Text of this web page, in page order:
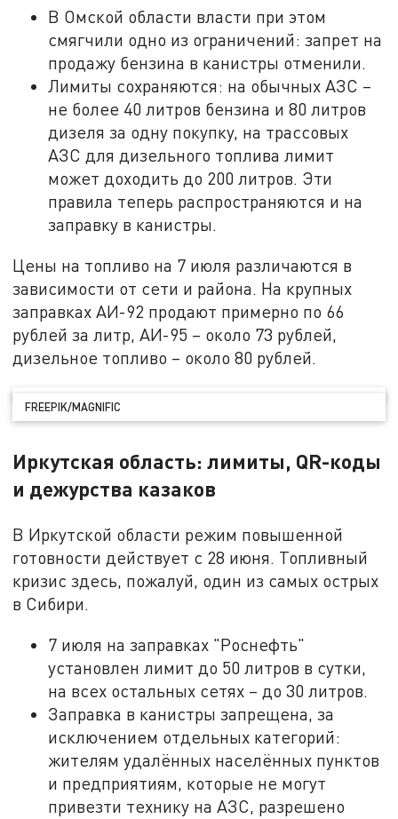
В Омской области власти при этом
смягчили одно из ограничений: запрет на
продажу бензина в канистры отменили.
Лимиты сохраняются: на обычных АЗС –
не более 40 литров бензина и 80 литров
дизеля за одну покупку, на трассовых
АЗС для дизельного топлива лимит
может доходить до 200 литров. Эти
правила теперь распространяются и на
заправку в канистры.
Цены на топливо на 7 июля различаются в
зависимости от сети и района. На крупных
заправках АИ-92 продают примерно по 66
рублей за литр, АИ-95 – около 73 рублей,
дизельное топливо – около 80 рублей.
FREEPIK/MAGNIFIC
Иркутская область: лимиты, QR-коды
и дежурства казаков
В Иркутской области режим повышенной
готовности действует с 28 июня. Топливный
кризис здесь, пожалуй, один из самых острых
в Сибири.
7 июля на заправках "Роснефть"
установлен лимит до 50 литров в сутки,
на всех остальных сетях – до 30 литров.
Заправка в канистры запрещена, за
исключением отдельных категорий:
жителям удалённых населённых пунктов
и предприятиям, которые не могут
привезти технику на АЗС, разрешено